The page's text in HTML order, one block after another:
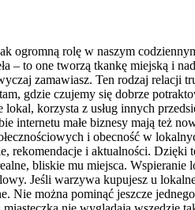
rolę w naszym
– to one tworzą tkankę miejską i
zamawiasz. Ten rodzaj relacji
gdzie czujemy się dobrze
korzysta z usług innych
internetu małe biznesy mają też
i obecność w
rekomendacje i aktualności.
bliskie mu miejsca.
Jeśli warzywa kupujesz u
można pominąć jeszcze